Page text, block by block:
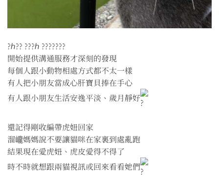
?ℎ?? ???ℎ ???????
開始提供溝通服務才深刻的發現
每個人跟小動物相處方式都不太一樣
有人把小朋友當成心肝寶貝捧在手心
有人跟小朋友生活安逸平淡、歲月靜好
還記得剛收編帶虎妞回家
溜巄媽媽說不要讓貓咪在家裏到處亂跑
結果現在愛虎妞、虎皮愛得不得了
時不時就想跟兩貓視訊或回來看看她們